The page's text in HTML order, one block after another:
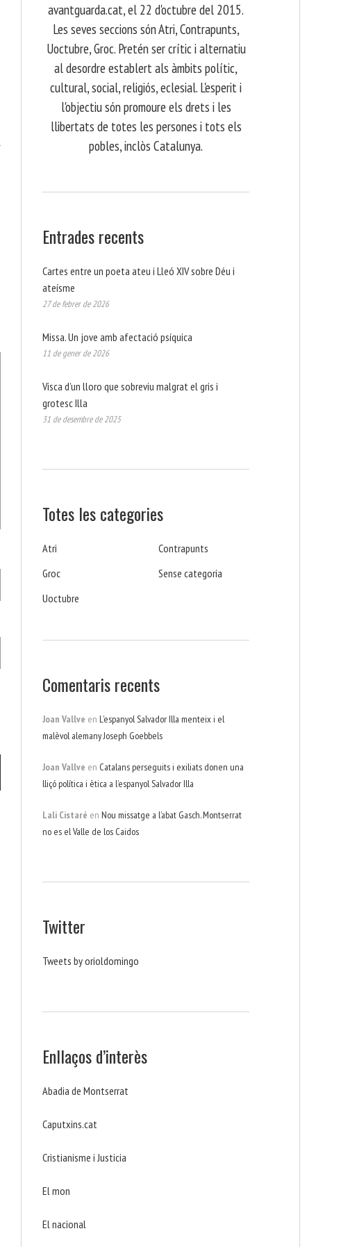
avantguarda.cat, el 22 d'octubre del 2015.
Les seves seccions són Atri, Contrapunts,
Uoctubre, Groc. Pretén ser crític i alternatiu
al desordre establert als àmbits polític,
cultural, social, religiós, eclesial. L'esperit i
l'objectiu són promoure els drets i les
llibertats de totes les persones i tots els
pobles, inclòs Catalunya.
Entrades recents
Cartes entre un poeta ateu i Lleó XIV sobre Déu i
ateísme
27 de febrer de 2026
Missa. Un jove amb afectació psíquica
11 de gener de 2026
Visca d’un lloro que sobreviu malgrat el gris i
grotesc Illa
31 de desembre de 2025
Totes les categories
Atri
Contrapunts
Groc
Sense categoria
Uoctubre
Comentaris recents
Joan Vallve en L’espanyol Salvador Illa menteix i el
malèvol alemany Joseph Goebbels
Joan Vallve en Catalans perseguits i exiliats donen una
lliçó política i ètica a l’espanyol Salvador Illa
Lali Cistaré en Nou missatge a l’abat Gasch. Montserrat
no es el Valle de los Caidos
Twitter
Tweets by orioldomingo
Enllaços d’interès
Abadia de Montserrat
Caputxins.cat
Cristianisme i Justicia
El mon
El nacional